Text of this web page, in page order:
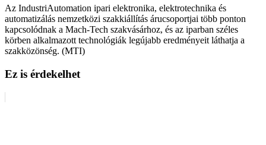
Az IndustriAutomation ipari elektronika, elektrotechnika és
automatizálás nemzetközi szakkiállítás árucsoportjai több ponton
kapcsolódnak a Mach-Tech szakvásárhoz, és az iparban széles
körben alkalmazott technológiák legújabb eredményeit láthatja a
szakközönség. (MTI)
Ez is érdekelhet